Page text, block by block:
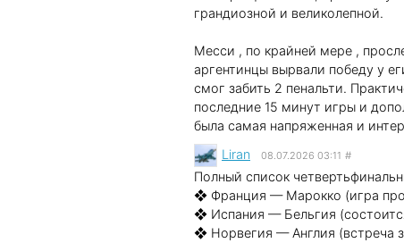
грандиозной и великолепной.
Месси , по крайней мере ,
аргентинцы вырвали победу у
смог забить 2 пенальти.
последние 15 минут игры и
была самая напряженная и
Liran 08.07.2026 03:11 #
Полный список
❖ Франция — Марокко (игра
❖ Испания — Бельгия
❖ Норвегия — Англия (встреча